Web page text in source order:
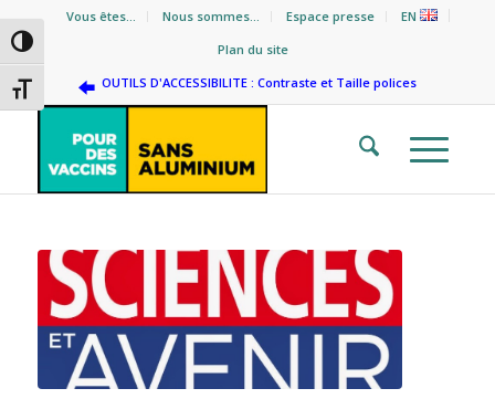
Passer en contraste élevé
Changer la taille de la police
Vous êtes… Nous sommes… Espace presse
EN
Plan du site
OUTILS D'ACCESSIBILITE : Contraste et Taille polices